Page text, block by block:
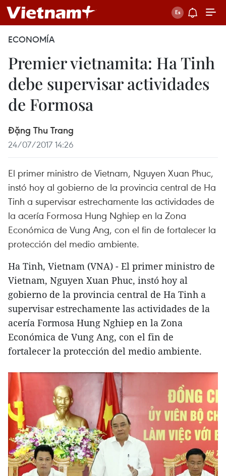
ECONOMÍA
Premier vietnamita: Ha Tinh
debe supervisar actividades
de Formosa
Đặng Thu Trang
24/07/2017 14:26
El primer ministro de Vietnam, Nguyen Xuan Phuc,
instó hoy al gobierno de la provincia central de Ha
Tinh a supervisar estrechamente las actividades de
la acería Formosa Hung Nghiep en la Zona
Económica de Vung Ang, con el fin de fortalecer la
protección del medio ambiente.
Ha Tinh, Vietnam (VNA) - El primer ministro de
Vietnam, Nguyen Xuan Phuc, instó hoy al
gobierno de la provincia central de Ha Tinh a
supervisar estrechamente las actividades de la
acería Formosa Hung Nghiep en la Zona
Económica de Vung Ang, con el fin de
fortalecer la protección del medio ambiente.